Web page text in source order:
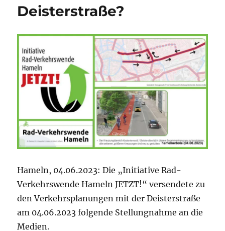
Deisterstraße?
Hameln, 04.06.2023: Die „Initiative Rad-
Verkehrswende Hameln JETZT!“ versendete zu
den Verkehrsplanungen mit der Deisterstraße
am 04.06.2023 folgende Stellungnahme an die
Medien.